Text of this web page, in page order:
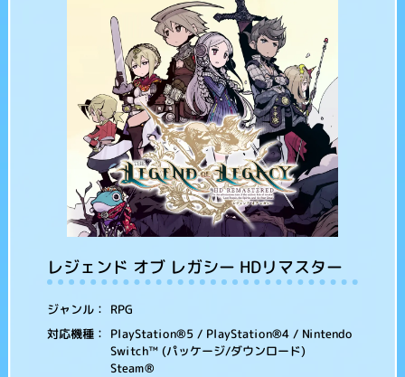
レジェンド オブ レガシー HDリマスター
ジャンル： RPG
対応機種： PlayStation®5 / PlayStation®4 / Nintendo
Switch™ (パッケージ/ダウンロード)
Steam®